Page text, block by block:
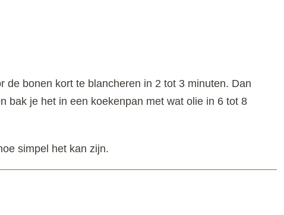
de bonen kort te blancheren in 2 tot 3 minuten. Dan
bak je het in een koekenpan met wat olie in 6 tot 8
simpel het kan zijn.